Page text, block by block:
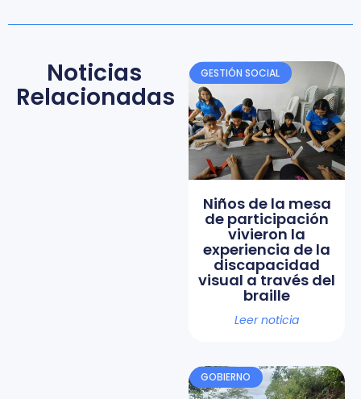
Noticias
Relacionadas
GESTIÓN SOCIAL
Niños de la mesa
de participación
vivieron la
experiencia de la
discapacidad
visual a través del
braille
Leer noticia
GOBIERNO